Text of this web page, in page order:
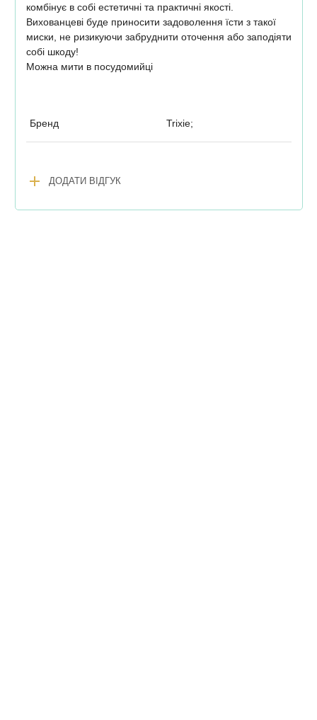
комбінує в собі естетичні та практичні якості.
Вихованцеві буде приносити задоволення їсти з такої
миски, не ризикуючи забруднити оточення або заподіяти
собі шкоду!
Можна мити в посудомийці
Бренд Trixie;
add ДОДАТИ ВІДГУК